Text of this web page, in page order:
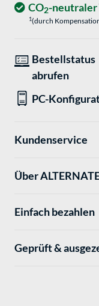
CO2-neutraler
1(durch
Bestellstatus
abrufen
PC-
Kundenservice
Über
Einfach bezahlen
Geprüft &